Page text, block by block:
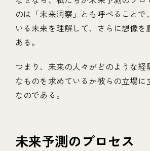
のは「未来洞察」とも呼べることで
いる未来を理解して、さらに想像を
ある。
つまり、未来の人々がどのような経
なものを求めているか彼らの立場に
なのである。
未来予測のプロセス